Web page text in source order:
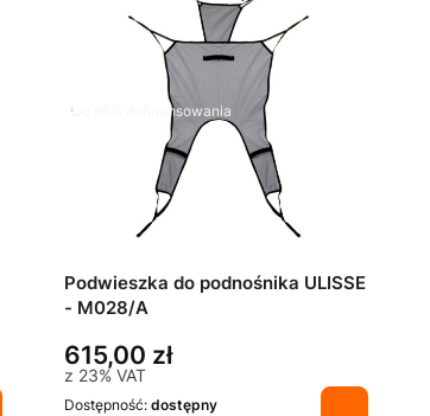
Do 95% dofinansowania
Podwieszka do podnośnika ULISSE
- M028/A
615,00 zł
z 23% VAT
Dostępność: dostępny